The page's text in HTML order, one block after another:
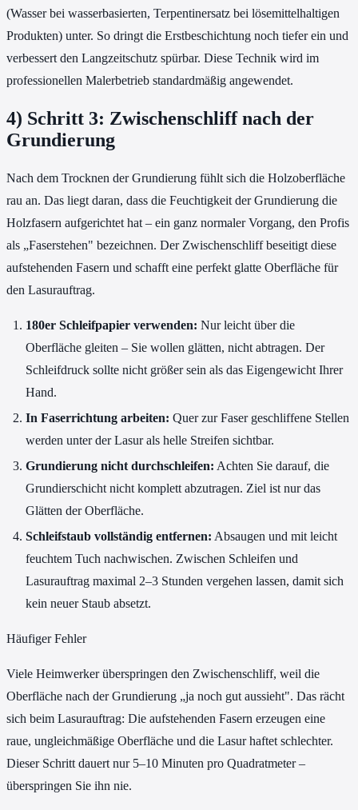
(Wasser bei wasserbasierten, Terpentinersatz bei lösemittelhaltigen
Produkten) unter. So dringt die Erstbeschichtung noch tiefer ein und
verbessert den Langzeitschutz spürbar. Diese Technik wird im
professionellen Malerbetrieb standardmäßig angewendet.
4) Schritt 3: Zwischenschliff nach der
Grundierung
Nach dem Trocknen der Grundierung fühlt sich die Holzoberfläche
rau an. Das liegt daran, dass die Feuchtigkeit der Grundierung die
Holzfasern aufgerichtet hat – ein ganz normaler Vorgang, den Profis
als „Faserstehen" bezeichnen. Der Zwischenschliff beseitigt diese
aufstehenden Fasern und schafft eine perfekt glatte Oberfläche für
den Lasurauftrag.
180er Schleifpapier verwenden: Nur leicht über die
Oberfläche gleiten – Sie wollen glätten, nicht abtragen. Der
Schleifdruck sollte nicht größer sein als das Eigengewicht Ihrer
Hand.
In Faserrichtung arbeiten: Quer zur Faser geschliffene Stellen
werden unter der Lasur als helle Streifen sichtbar.
Grundierung nicht durchschleifen: Achten Sie darauf, die
Grundierschicht nicht komplett abzutragen. Ziel ist nur das
Glätten der Oberfläche.
Schleifstaub vollständig entfernen: Absaugen und mit leicht
feuchtem Tuch nachwischen. Zwischen Schleifen und
Lasurauftrag maximal 2–3 Stunden vergehen lassen, damit sich
kein neuer Staub absetzt.
Häufiger Fehler
Viele Heimwerker überspringen den Zwischenschliff, weil die
Oberfläche nach der Grundierung „ja noch gut aussieht". Das rächt
sich beim Lasurauftrag: Die aufstehenden Fasern erzeugen eine
raue, ungleichmäßige Oberfläche und die Lasur haftet schlechter.
Dieser Schritt dauert nur 5–10 Minuten pro Quadratmeter –
überspringen Sie ihn nie.